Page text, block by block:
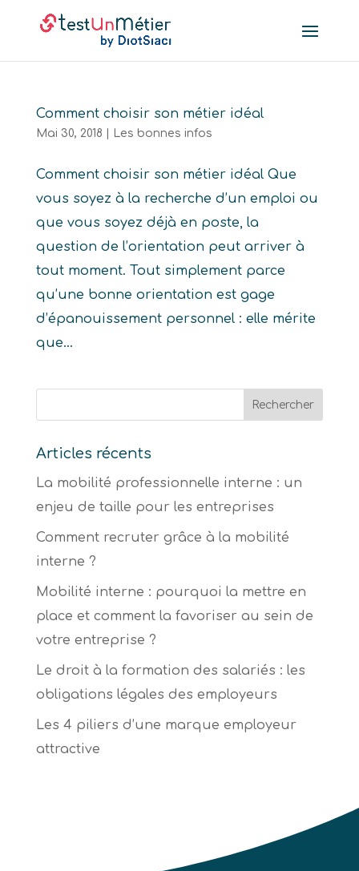
Comment choisir son métier idéal
Mai 30, 2018 Les bonnes infos
Comment choisir son métier idéal Que
vous soyez à la recherche d’un emploi ou
que vous soyez déjà en poste, la
question de l’orientation peut arriver à
tout moment. Tout simplement parce
qu’une bonne orientation est gage
d’épanouissement personnel : elle mérite
que...
Articles récents
La mobilité professionnelle interne : un
enjeu de taille pour les entreprises
Comment recruter grâce à la mobilité
interne ?
Mobilité interne : pourquoi la mettre en
place et comment la favoriser au sein de
votre entreprise ?
Le droit à la formation des salariés : les
obligations légales des employeurs
Les 4 piliers d’une marque employeur
attractive